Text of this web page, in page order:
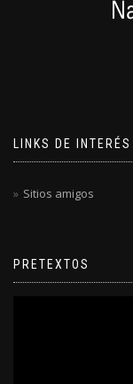
LINKS DE INTERÉS
Sitios amigos
PRETEXTOS